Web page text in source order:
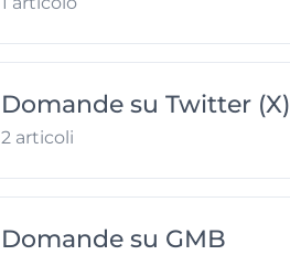
Domande su Twitter (X)
2 articoli
Domande su GMB